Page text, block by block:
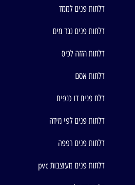
דלתות פנים לממד
דלתות פנים נגד מים
דלתות הזזה לכיס
דלתות אסם
דלת פנים דו כנפית
דלתות פנים לפי מידה
דלתות פנים רפפה
דלתות פנים מעוצבות pvc